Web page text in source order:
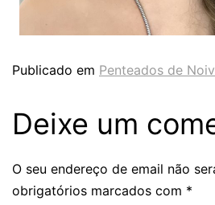
Publicado em Penteados de
Deixe um
O seu endereço de email não
obrigatórios marcados com *